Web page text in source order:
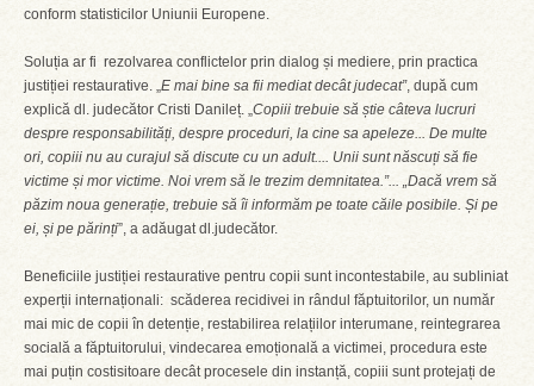
conform statisticilor Uniunii Europene.
Soluția ar fi rezolvarea conflictelor prin dialog și mediere, prin practica
justiției restaurative. „E mai bine sa fii mediat decât judecat”, după cum
explică dl. judecător Cristi Danileț. „Copiii trebuie să știe câteva lucruri
despre responsabilități, despre proceduri, la cine sa apeleze... De multe
ori, copiii nu au curajul să discute cu un adult.... Unii sunt născuți să fie
victime și mor victime. Noi vrem să le trezim demnitatea.”... „Dacă vrem să
păzim noua generație, trebuie să îi informăm pe toate căile posibile. Și pe
ei, și pe părinți”, a adăugat dl.judecător.
Beneficiile justiției restaurative pentru copii sunt incontestabile, au subliniat
experții internaționali: scăderea recidivei in rândul făptuitorilor, un număr
mai mic de copii în detenție, restabilirea relațiilor interumane, reintegrarea
socială a făptuitorului, vindecarea emoțională a victimei, procedura este
mai puțin costisitoare decât procesele din instanță, copiii sunt protejați de